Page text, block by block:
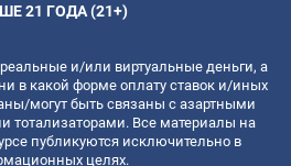
21 ГОДА (21+)
и/или виртуальные деньги, а
в какой форме оплату ставок и/иных
могут быть связаны с азартными
тотализаторами. Все материалы на
публикуются исключительно в
целях.